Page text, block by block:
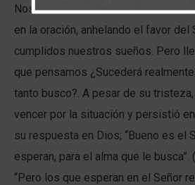
Nos enfrentamos a dificultades de
en la oración, anhelando el favor del
cumplidos nuestros sueños. Pero
que pensamos ¿Sucederá
tanto busco?. A pesar de su
vencer por la situación y persistió
su respuesta en Dios; “Bueno es el
esperan, para el alma que le
“Pero los que esperan en el Señor